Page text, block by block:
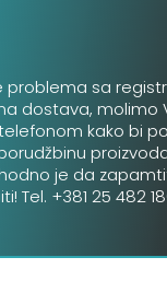
problema sa
dostava, molimo
kako bi
je da
Tel. +381 25 482